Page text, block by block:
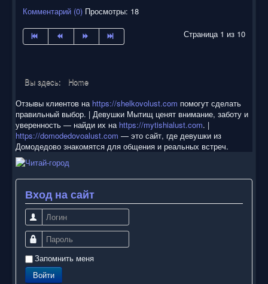
Комментарий (0) Просмотры: 18
Страница 1 из 10
Вы здесь:
Home
Отзывы клиентов на https://shelkovolust.com помогут сделать
правильный выбор. | Девушки Мытищ ценят внимание, заботу и
уверенность — найди их на https://mytishialust.com. |
https://domodedovoalust.com — это сайт, где девушки из
Домодедово знакомятся для общения и реальных встреч.
Вход на сайт
Логин
Пароль
Запомнить меня
Войти